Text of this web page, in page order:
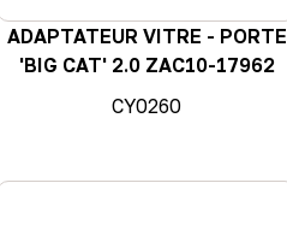
ADAPTATEUR VITRE - PORTE
'BIG CAT' 2.0 ZAC10-17962
CY0260